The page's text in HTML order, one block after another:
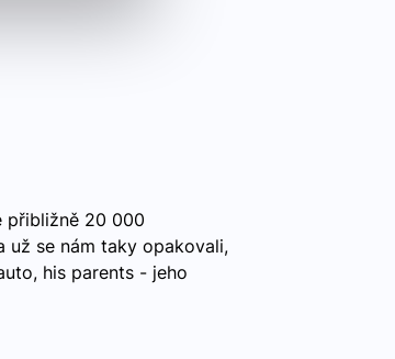
přibližně 20 000
se nám taky opakovali,
his parents - jeho